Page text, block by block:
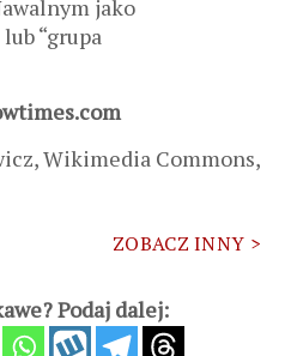
jako
“grupa
Wikimedia Commons,
ZOBACZ INNY >
Podaj dalej: